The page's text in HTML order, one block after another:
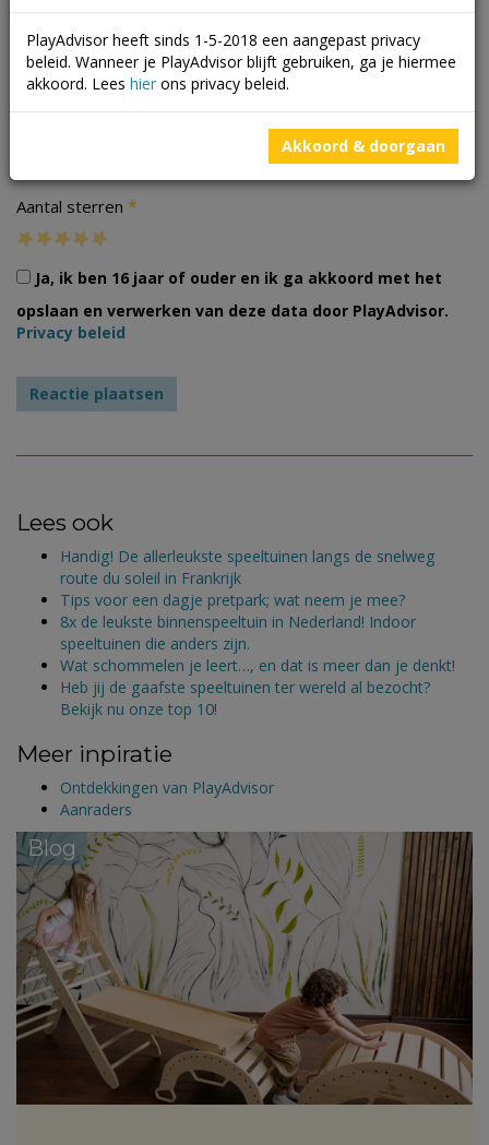
Foto's
Aantal sterren *
Ja, ik ben 16 jaar of ouder en ik ga akkoord met het
opslaan en verwerken van deze data door PlayAdvisor.
Privacy beleid
Lees ook
Handig! De allerleukste speeltuinen langs de snelweg
route du soleil in Frankrijk
Tips voor een dagje pretpark; wat neem je mee?
8x de leukste binnenspeeltuin in Nederland! Indoor
speeltuinen die anders zijn.
Wat schommelen je leert…, en dat is meer dan je denkt!
Heb jij de gaafste speeltuinen ter wereld al bezocht?
Bekijk nu onze top 10!
Meer inpiratie
Ontdekkingen van PlayAdvisor
Aanraders
Blog
PlayAdvisor heeft sinds 1-5-2018 een aangepast privacy
beleid. Wanneer je PlayAdvisor blijft gebruiken, ga je hiermee
akkoord. Lees hier ons privacy beleid.
Akkoord & doorgaan